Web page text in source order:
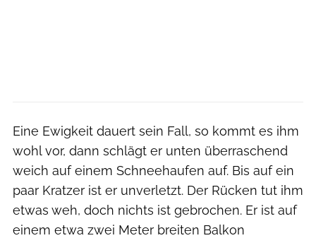
Eine Ewigkeit dauert sein Fall, so kommt es ihm
wohl vor, dann schlägt er unten überraschend
weich auf einem Schneehaufen auf. Bis auf ein
paar Kratzer ist er unverletzt. Der Rücken tut ihm
etwas weh, doch nichts ist gebrochen. Er ist auf
einem etwa zwei Meter breiten Balkon